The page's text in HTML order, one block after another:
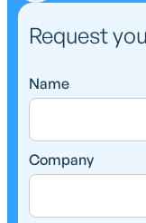
Request
Name
Company